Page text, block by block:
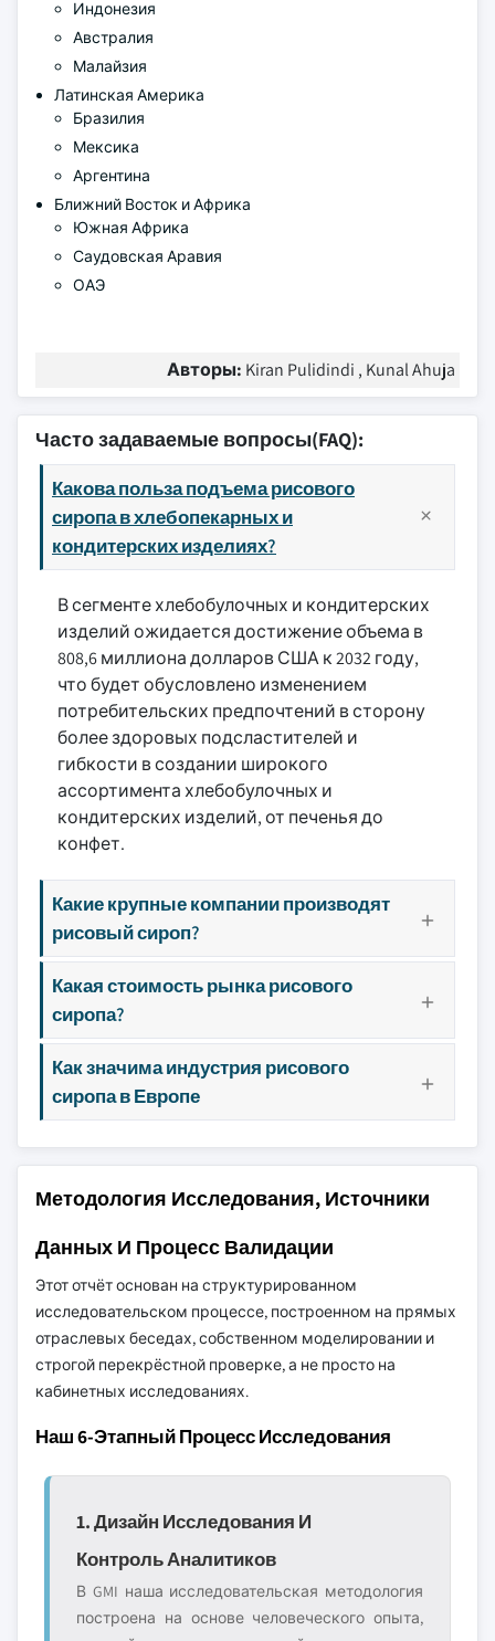
Индонезия
Австралия
Малайзия
Латинская Америка
Бразилия
Мексика
Аргентина
Ближний Восток и Африка
Южная Африка
Саудовская Аравия
ОАЭ
Авторы: Kiran Pulidindi , Kunal Ahuja
Часто задаваемые вопросы(FAQ):
Какова польза подъема рисового
сиропа в хлебопекарных и
кондитерских изделиях?
В сегменте хлебобулочных и кондитерских
изделий ожидается достижение объема в
808,6 миллиона долларов США к 2032 году,
что будет обусловлено изменением
потребительских предпочтений в сторону
более здоровых подсластителей и
гибкости в создании широкого
ассортимента хлебобулочных и
кондитерских изделий, от печенья до
конфет.
Какие крупные компании производят
рисовый сироп?
Какая стоимость рынка рисового
сиропа?
Как значима индустрия рисового
сиропа в Европе
Методология Исследования, Источники
Данных И Процесс Валидации
Этот отчёт основан на структурированном
исследовательском процессе, построенном на прямых
отраслевых беседах, собственном моделировании и
строгой перекрёстной проверке, а не просто на
кабинетных исследованиях.
Наш 6-Этапный Процесс Исследования
1. Дизайн Исследования И
Контроль Аналитиков
В GMI наша исследовательская методология
построена на основе человеческого опыта,